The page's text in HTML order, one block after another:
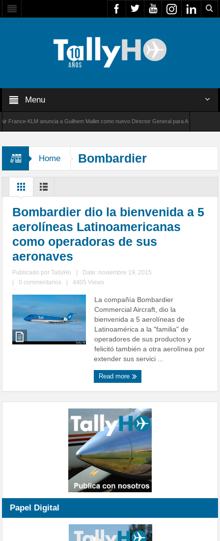
Menu
KLM anuncia a Guilhem Mallet como nuevo Director General para América Latina
Home
Bombardier
Commercial Aircraft
Bombardier dio la bienvenida a 5
aerolíneas Latinoamericanas
como operadoras de sus
aeronaves
Publicado porTallyHo
Date: noviembre 19, 2015
0 commentarios 4405 Views
La compañía Bombardier
Commercial Aircraft, dio la
bienvenida a 5 aerolíneas de
Latinoamérica a la "familia" de
operadores de sus productos y
felicitó también a otra aerolínea por
extender sus servici ...
Read more
Papel Digital